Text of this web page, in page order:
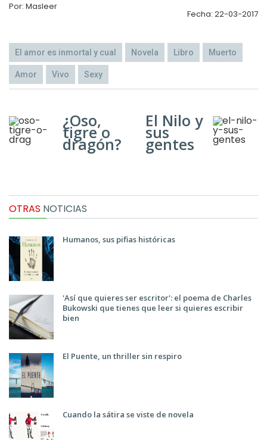
Por: Masleer
Fecha: 22-03-2017
El amor es inmortal y cual Novela Libro Muerto
Amor Vivo Sexy
¿Oso,
tigre o
dragón?
El Nilo y
sus
gentes
OTRAS NOTICIAS
Humanos, sus pifias históricas
'Así que quieres ser escritor': el poema de Charles
Bukowski que tienes que leer si quieres escribir
bien
El Puente, un thriller sin respiro
Cuando la sátira se viste de novela